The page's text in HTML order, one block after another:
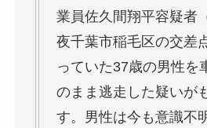
業員佐久間翔平容疑者
夜千葉市稲毛区の交差
っていた37歳の男性を
のまま逃走した疑いが
す。男性は今も意識不